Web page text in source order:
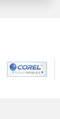
рабочие